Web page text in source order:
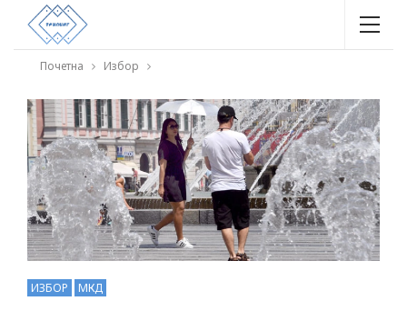
Почетна Избор
ИЗБОР МКД